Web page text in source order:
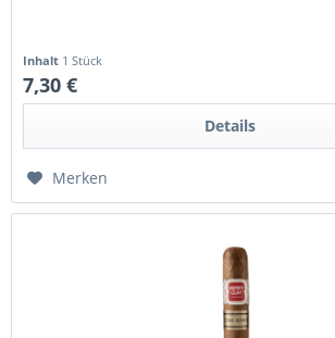
Inhalt 1 Stück
7,30 €
Details
Merken